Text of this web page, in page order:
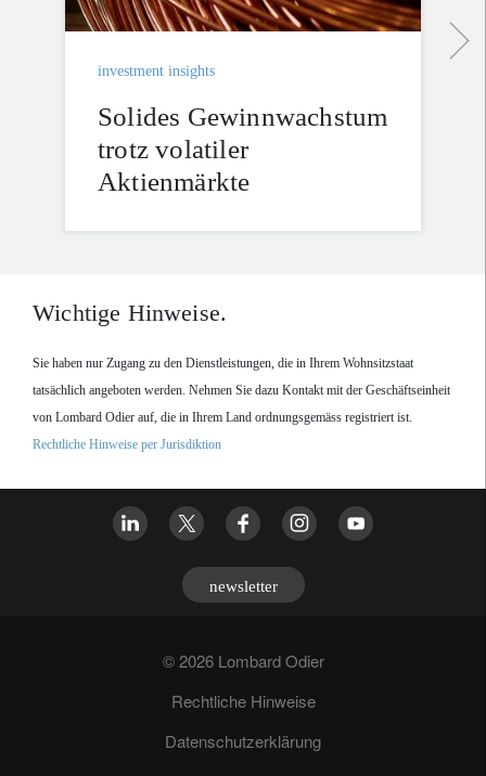
investment insights
Solides Gewinnwachstum
trotz volatiler
Aktienmärkte
Wichtige Hinweise.
Sie haben nur Zugang zu den Dienstleistungen, die in Ihrem Wohnsitzstaat
tatsächlich angeboten werden. Nehmen Sie dazu Kontakt mit der Geschäftseinheit
von Lombard Odier auf, die in Ihrem Land ordnungsgemäss registriert ist.
Rechtliche Hinweise per Jurisdiktion
newsletter
© 2026 Lombard Odier
Rechtliche Hinweise
Datenschutzerklärung